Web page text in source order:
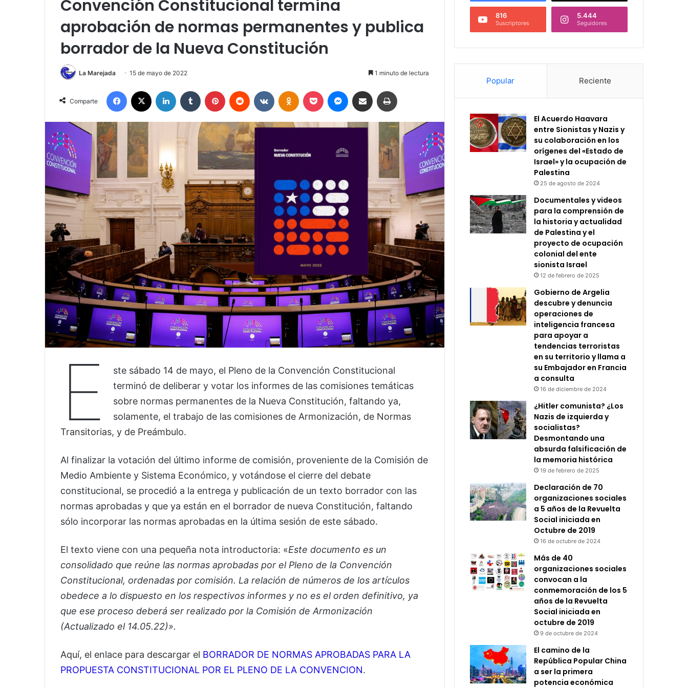
Convención Constitucional termina
aprobación de normas permanentes y publica
borrador de la Nueva Constitución
La Marejada 15 de mayo de 2022 1 minuto de lectura
Comparte
Facebook LinkedIn Tumblr Pinterest Reddit VKontakteOdnoklassniki
Pocket Messenger
Compartir vía Email
E
ste sábado 14 de mayo, el Pleno de la Convención Constitucional
terminó de deliberar y votar los informes de las comisiones temáticas
sobre normas permanentes de la Nueva Constitución, faltando ya,
solamente, el trabajo de las comisiones de Armonización, de Normas
Transitorias, y de Preámbulo.
Al finalizar la votación del último informe de comisión, proveniente de la Comisión de
Medio Ambiente y Sistema Económico, y votándose el cierre del debate
constitucional, se procedió a la entrega y publicación de un texto borrador con las
normas aprobadas y que ya están en el borrador de nueva Constitución, faltando
sólo incorporar las normas aprobadas en la última sesión de este sábado.
El texto viene con una pequeña nota introductoria: «Este documento es un
consolidado que reúne las normas aprobadas por el Pleno de la Convención
Constitucional, ordenadas por comisión. La relación de números de los artículos
obedece a lo dispuesto en los respectivos informes y no es el orden definitivo, ya
que ese proceso deberá ser realizado por la Comisión de Armonización
(Actualizado el 14.05.22)».
Aquí, el enlace para descargar el BORRADOR DE NORMAS APROBADAS PARA LA
PROPUESTA CONSTITUCIONAL POR EL PLENO DE LA CONVENCION.
816
Suscriptores
5.444
Seguidores
Popular Reciente
El Acuerdo Haavara
entre Sionistas y Nazis y
su colaboración en los
orígenes del «Estado de
Israel» y la ocupación de
Palestina
25 de agosto de 2024
Documentales y videos
para la comprensión de
la historia y actualidad
de Palestina y el
proyecto de ocupación
colonial del ente
sionista Israel
12 de febrero de 2025
Gobierno de Argelia
descubre y denuncia
operaciones de
inteligencia francesa
para apoyar a
tendencias terroristas
en su territorio y llama a
su Embajador en Francia
a consulta
16 de diciembre de 2024
¿Hitler comunista? ¿Los
Nazis de izquierda y
socialistas?
Desmontando una
absurda falsificación de
la memoria histórica
19 de febrero de 2025
Declaración de 70
organizaciones sociales
a 5 años de la Revuelta
Social iniciada en
Octubre de 2019
16 de octubre de 2024
Más de 40
organizaciones sociales
convocan a la
conmemoración de los 5
años de la Revuelta
Social iniciada en
octubre de 2019
9 de octubre de 2024
El camino de la
República Popular China
a ser la primera
potencia económica